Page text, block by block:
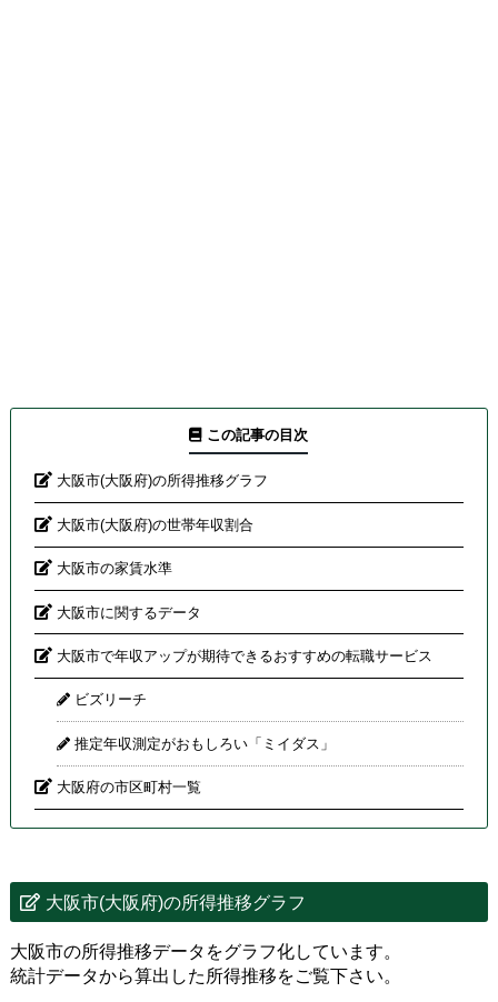
この記事の目次
大阪市(大阪府)の所得推移グラフ
大阪市(大阪府)の世帯年収割合
大阪市の家賃水準
大阪市に関するデータ
大阪市で年収アップが期待できるおすすめの転職サービス
ビズリーチ
推定年収測定がおもしろい「ミイダス」
大阪府の市区町村一覧
大阪市(大阪府)の所得推移グラフ
大阪市の所得推移データをグラフ化しています。
統計データから算出した所得推移をご覧下さい。